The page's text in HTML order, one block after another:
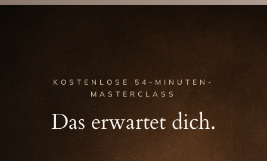
KOSTENLOSE 54-MINUTEN-
MASTERCLASS
Das erwartet dich.